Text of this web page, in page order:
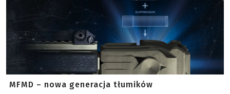
MFMD – nowa generacja tłumików